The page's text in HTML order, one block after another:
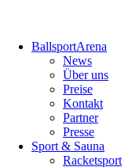
überspringenBallsportArena
News
Über uns
Preise
Kontakt
Partner
Presse
Sport & Sauna
Racketsport